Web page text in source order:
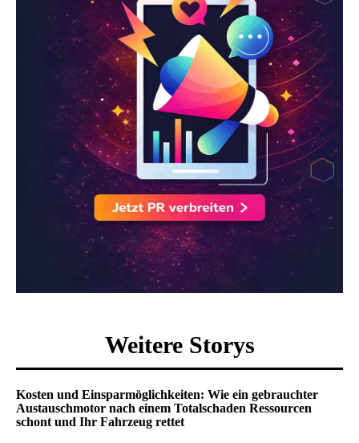
Weitere Storys
Kosten und Einsparmöglichkeiten: Wie ein gebrauchter
Austauschmotor nach einem Totalschaden Ressourcen
schont und Ihr Fahrzeug rettet